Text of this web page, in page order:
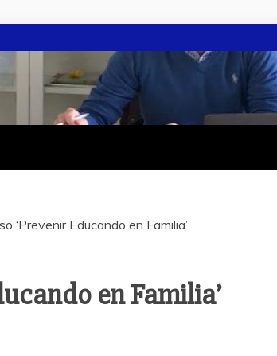
‘Prevenir Educando en Familia’
en Familia’